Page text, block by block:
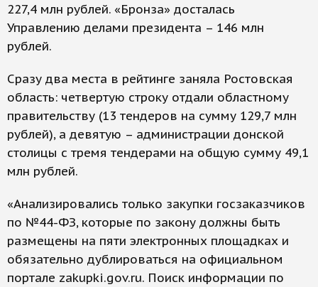
227,4 млн рублей. «Бронза» досталась
Управлению делами президента – 146 млн
рублей.
Сразу два места в рейтинге заняла Ростовская
область: четвертую строку отдали областному
правительству (13 тендеров на сумму 129,7 млн
рублей), а девятую – администрации донской
столицы с тремя тендерами на общую сумму 49,1
млн рублей.
«Анализировались только закупки госзаказчиков
по №44-ФЗ, которые по закону должны быть
размещены на пяти электронных площадках и
обязательно дублироваться на официальном
портале zakupki.gov.ru. Поиск информации по